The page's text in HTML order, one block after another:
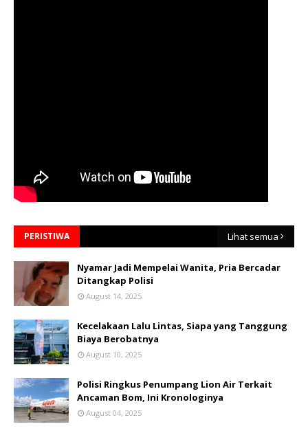
PERISTIWA Lihat semua
Nyamar Jadi Mempelai Wanita, Pria Bercadar
Ditangkap Polisi
August 14, 2025
Kecelakaan Lalu Lintas, Siapa yang Tanggung
Biaya Berobatnya
August 10, 2025
Polisi Ringkus Penumpang Lion Air Terkait
Ancaman Bom, Ini Kronologinya
August 04, 2025